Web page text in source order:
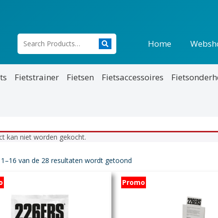
Home
Fietstrainer Fietsen Fietsaccessoires
kan niet worden gekocht.
van de 28 resultaten wordt getoond
Promo